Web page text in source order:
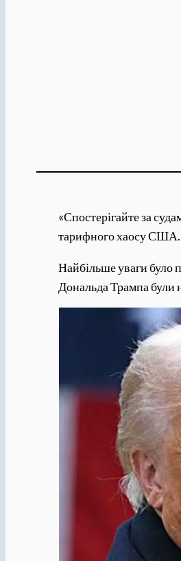
«Спостерігайте за
тарифного хаосу США.
Найбільше уваги було
Дональда Трампа були